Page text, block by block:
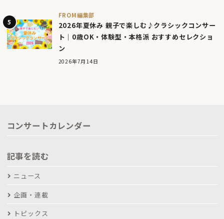
FROM編集部
2026年夏休み 親子で楽しむ♪クラシックコンサー
ト｜0歳OK・体験型・本格派 おすすめセレクショ
ン
2026年7月14日
コンサートカレンダー
記事を読む
ニュース
企画・連載
トピックス